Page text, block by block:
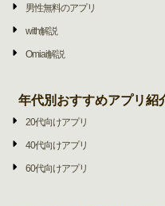
男性無料のアプリ
with解説
Omiai解説
年代別おすすめアプリ紹
20代向けアプリ
40代向けアプリ
60代向けアプリ